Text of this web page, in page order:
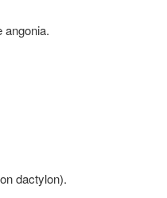
angonia.
dactylon).